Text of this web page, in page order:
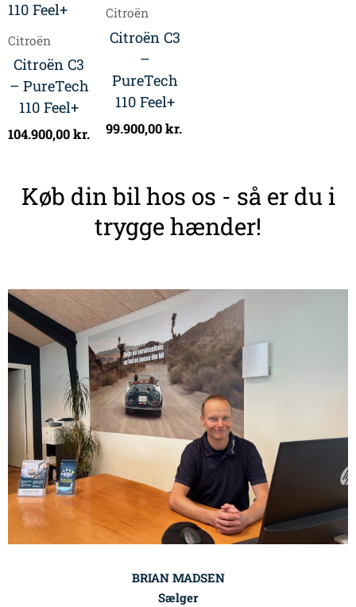
Citroën
Citroën C3
– PureTech
110 Feel+
104.900,00kr.
Citroën
Citroën C3
–
PureTech
110 Feel+
99.900,00kr.
Køb din bil hos os - så er du i
trygge hænder!
BRIAN MADSEN
Sælger